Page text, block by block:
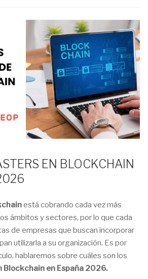
EN BLOCKCHAIN
está cobrando cada vez más
ámbitos y sectores, por lo que cada
de empresas que buscan incorporar
utilizarla a su organización. Es por
hablaremos sobre cuáles son los
Blockchain en España 2026.